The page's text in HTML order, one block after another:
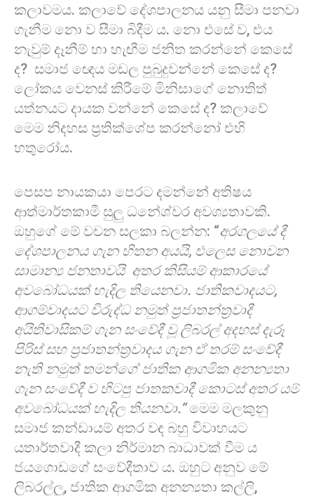
කලාවමය. කලාවේ දේශපාලනය යනු සීමා පනවා
ගැනීම නො ව සීමා බිදීම ය. නො එසේ ව, එය
නැවුම් දෑනීම් හා හැඟීම ජනිත කරන්නේ කෙසේ
ද? සමාජ ඥෙය මඩල පුබුදුවන්නේ කෙසේ ද?
ලෝකය වෙනස් කිරීමේ මිනිසාගේ නොතිත්
යත්නයට දායක වන්නේ කෙසේ ද? කලාවේ
මෙම නිදහස ප්‍රතික්ශේප කරන්නෝ එහි
හතුරෝය.
පෙසප නායකයා පෙරට දමන්නේ අතිෂය
ආත්මාර්තකාමී සුලු ධනේශ්වර අවශ්‍යතාවකි.
ඔහුගේ මේ වචන සලකා බලන්න: “අරගලයේ දී
දේශපාලනය ගැන හිතන අයයි, එලෙස නොවන
සාමාන්‍ය ජනතාවයි අතර කිසියම් ආකාරයේ
අවබෝධයක් හැදිල තියෙනවා. ජාතිකවාදයට,
ආගම්වාදයට විරුද්ධ නමුත් ප්‍රජාතන්ත්‍රවාදී
අයිතිවාසිකම් ගැන සංවේදී වූ ලිබරල් අදහස් දැරූ
පිරිස් සහ ප්‍රජාතන්ත්‍රවාදය ගැන ඒ තරම් සංවේදී
නැති නමුත් තමන්ගේ ජාතික ආගමික අනන්‍යතා
ගැන සංවේදී ව හිටපු ජාතකවාදී කොටස් අතර යම්
අවබෝධයක් හැදිල තියනවා.”මෙම මලකුනු
සමාජ කන්ඩායම් අතර වඳ බහු විවාහයට
යතාර්තවාදී කලා නිර්මාන බාධාවක් වීම ය
ජයගොඩගේ සංවේදීතාව ය. ඔහුට අනුව මේ
ලිබරල්ලු, ජාතික ආගමික අනන්‍යතා කල්ලි,